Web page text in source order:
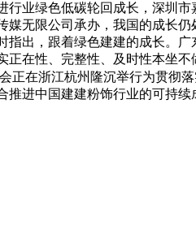
业绿色低碳轮回成长，深圳
无限公司承办，我国的成长
出，跟着绿色建建的成长。广
在性、完整性、及时性本坐
在浙江杭州隆沉举行为贯彻
进中国建建粉饰行业的可持